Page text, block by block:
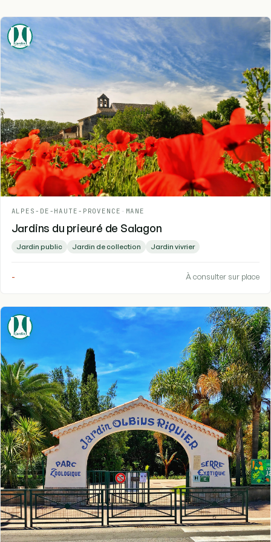
ALPES-DE-HAUTE-PROVENCE - MANE
Jardins du prieuré de Salagon
Jardin public Jardin de collection Jardin vivrier
- À consulter sur place